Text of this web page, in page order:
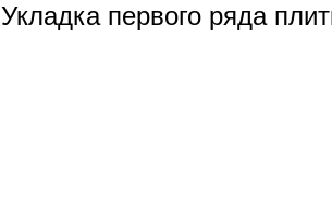
Укладка первого ряда